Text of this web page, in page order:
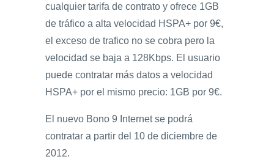
cualquier tarifa de contrato y ofrece 1GB
de tráfico a alta velocidad HSPA+ por 9€,
el exceso de trafico no se cobra pero la
velocidad se baja a 128Kbps. El usuario
puede contratar más datos a velocidad
HSPA+ por el mismo precio: 1GB por 9€.
El nuevo Bono 9 Internet se podrá
contratar a partir del 10 de diciembre de
2012.